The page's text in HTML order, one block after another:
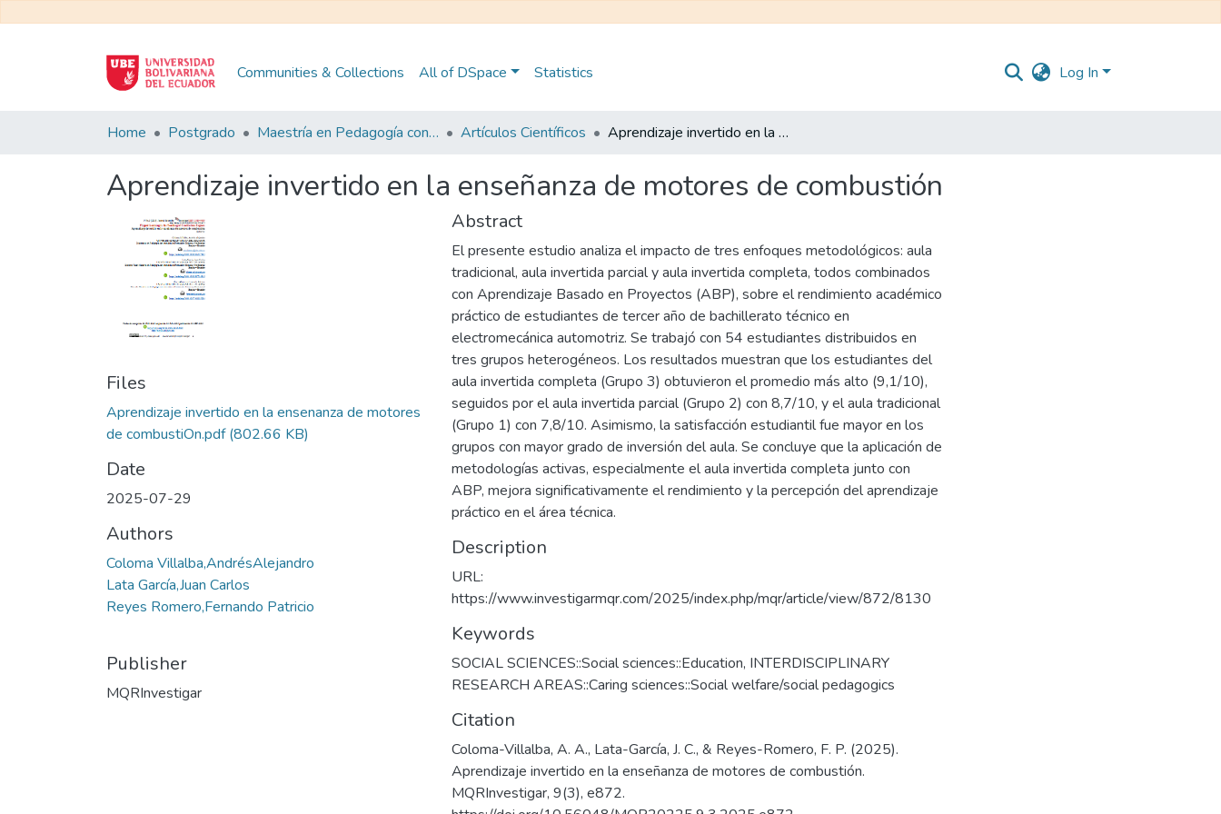
Communities & Collections All of DSpace Statistics Log In
Home Postgrado Maestría en Pedagogía con Mención en Formación Técnica y Profesional Artículos Científicos Aprendizaje invertido en la enseñanza de motores de combustión
Aprendizaje invertido en la enseñanza de motores de combustión
Files
Aprendizaje invertido en la ensenanza de motores
de combustiOn.pdf(802.66 KB)
Date
2025-07-29
Authors
Coloma Villalba,AndrésAlejandro
Lata García,Juan Carlos
Reyes Romero,Fernando Patricio
Publisher
MQRInvestigar
Abstract
El presente estudio analiza el impacto de tres enfoques metodológicos: aula
tradicional, aula invertida parcial y aula invertida completa, todos combinados
con Aprendizaje Basado en Proyectos (ABP), sobre el rendimiento académico
práctico de estudiantes de tercer año de bachillerato técnico en
electromecánica automotriz. Se trabajó con 54 estudiantes distribuidos en
tres grupos heterogéneos. Los resultados muestran que los estudiantes del
aula invertida completa (Grupo 3) obtuvieron el promedio más alto (9,1/10),
seguidos por el aula invertida parcial (Grupo 2) con 8,7/10, y el aula tradicional
(Grupo 1) con 7,8/10. Asimismo, la satisfacción estudiantil fue mayor en los
grupos con mayor grado de inversión del aula. Se concluye que la aplicación de
metodologías activas, especialmente el aula invertida completa junto con
ABP, mejora significativamente el rendimiento y la percepción del aprendizaje
práctico en el área técnica.
Description
URL:
https://www.investigarmqr.com/2025/index.php/mqr/article/view/872/8130
Keywords
SOCIAL SCIENCES::Social sciences::Education, INTERDISCIPLINARY
RESEARCH AREAS::Caring sciences::Social welfare/social pedagogics
Citation
Coloma-Villalba, A. A., Lata-García, J. C., & Reyes-Romero, F. P. (2025).
Aprendizaje invertido en la enseñanza de motores de combustión.
MQRInvestigar, 9(3), e872.